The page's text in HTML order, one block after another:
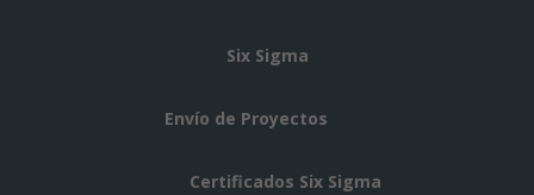
Six Sigma
Envío de Proyectos
Certificados Six Sigma